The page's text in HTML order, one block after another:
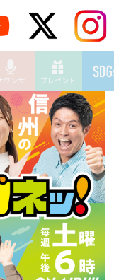
ウンサー プレゼント